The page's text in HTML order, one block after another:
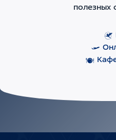
полезных